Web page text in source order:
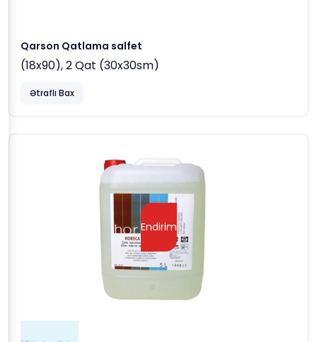
Qarson Qatlama salfet
(18x90), 2 Qat (30x30sm)
Ətraflı Bax
Endirim